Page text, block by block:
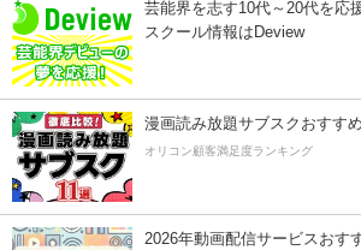
芸能界を志す10代～20代を応
スクール情報はDeview
漫画読み放題サブスクおすす
オリコン顧客満足度ランキング
2026年動画配信サービスおす